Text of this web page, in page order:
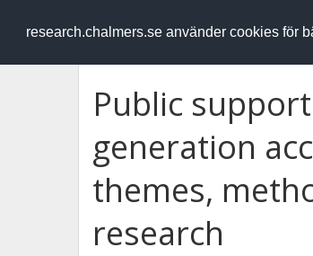
research.chalmers.se använder cookies för
RESEARCH.chalmers.se
Public
generation
themes,
research